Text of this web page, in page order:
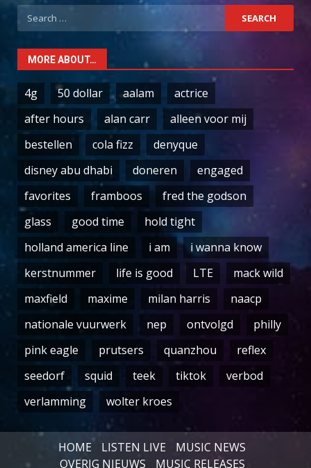
Search
for:
MORE ABOUT…
4g 50 dollar aalam
actrice
after hours
alan carr
alleen voor mij
bestellen
cola fizz
denyque
disney abu dhabi
doneren
engaged
favorites
framboos
fred the godson
glass
good time
hold tight
holland america line
i am
i wanna know
kerstnummer
life is good LTE
mack wild
maxfield
maxime milan harris
naacp
nationale vuurwerk
nep ontvolgd
philly
pink eagle
prutsers quanzhou
reflex
seedorf
squid teek tiktok
verbod
verlamming
wolter kroes
HOME LISTEN LIVE
MUSIC NEWS
OVERIG NIEUWS
MUSIC RELEASES